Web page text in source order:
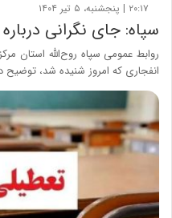
۲۰:۱۷ | پنجشنبه، ۵ تیر ۱۴۰۴
سپاه: جای نگرانی
روابط عمومی سپاه روح‌الله استان
انفجاری که امروز شنیده شد، توضیح